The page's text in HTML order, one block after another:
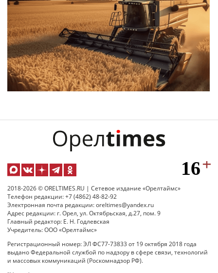
2018-2026 © ORELTIMES.RU | Сетевое издание «Орелтаймс»
Телефон редакции: +7 (4862) 48-82-92
Электронная почта редакции: oreltimes@yandex.ru
Адрес редакции: г. Орел, ул. Октябрьская, д.27, пом. 9
Главный редактор: Е. Н. Годлевская
Учредитель: ООО «Орелтаймс»
Регистрационный номер: ЭЛ ФС77-73833 от 19 октября 2018 года
выдано Федеральной службой по надзору в сфере связи, технологий
и массовых коммуникаций (Роскомнадзор РФ).